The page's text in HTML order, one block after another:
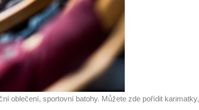
oblečení, sportovní batohy. Můžete zde pořídit karimatky,